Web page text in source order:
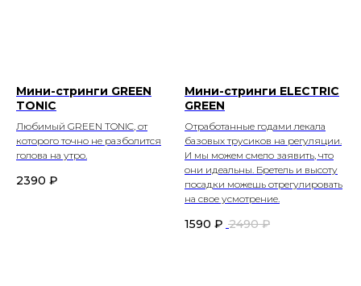
Мини-стринги GREEN
TONIC
Любимый GREEN TONIC, от
которого точно не разболится
голова на утро.
2390 ₽
Мини-стринги ELECTRIC
GREEN
Отработанные годами лекала
базовых трусиков на регуляции.
И мы можем смело заявить, что
они идеальны. Бретель и высоту
посадки можешь отрегулировать
на свое усмотрение.
1590 ₽ 2490 ₽